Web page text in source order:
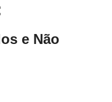
e Não